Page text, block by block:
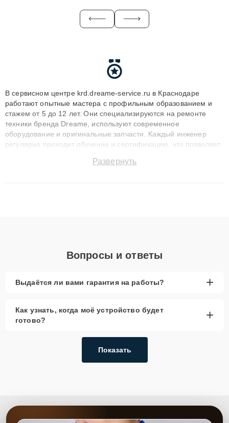
В сервисном центре krd.dreame-service.ru в Краснодаре
работают опытные мастера с профильным образованием и
стажем от 5 до 12 лет. Они специализируются на ремонте
техники бренда Dreame, используют современное
оборудование и оригинальные запчасти. Каждый инженер
регулярно проходит обучение и сертификацию, что позволяет
технику с сохранением гарантии до 3 лет. Наши мастера
Развернуть
Вопросы и ответы
Выдаётся ли вами гарантия на работы? +
Как узнать, когда моё устройство будет
готово?
+
Показать